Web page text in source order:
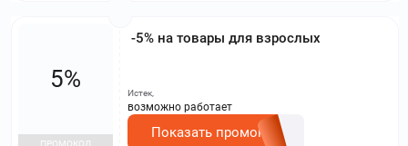
-5% на товары для взрослых
5%
ПРОМОКОД
Истек,
возможно работает
Показать промокод